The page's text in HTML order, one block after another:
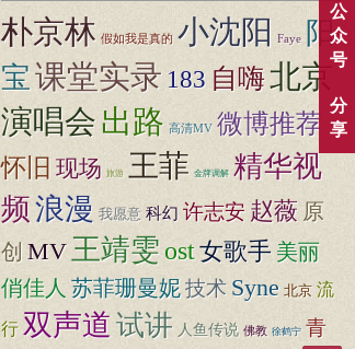
朴京林 假如我是真的 小沈阳 Faye
阳
宝课堂实录 183 自嗨北京
演唱会出路 高清MV 微博推荐
怀旧 现场 旅游 王菲 金牌调解 精华视
频浪漫 我愿意 科幻 许志安 赵薇 原
创 MV王靖雯ost女歌手 美丽
俏佳人 苏菲珊曼妮技术 Syne 北京 流
行 双声道试讲 人鱼传说 佛教 徐鹤宁 青
公
众
号
分
享